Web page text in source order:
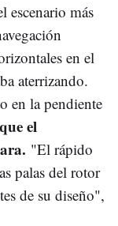
escenario más
en el
aterrizando.
en la pendiente
que el
"El rápido
palas del rotor
de su diseño",